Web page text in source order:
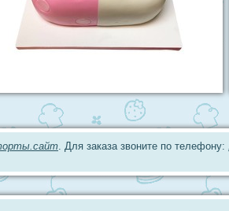
. Для заказа звоните по телефону: